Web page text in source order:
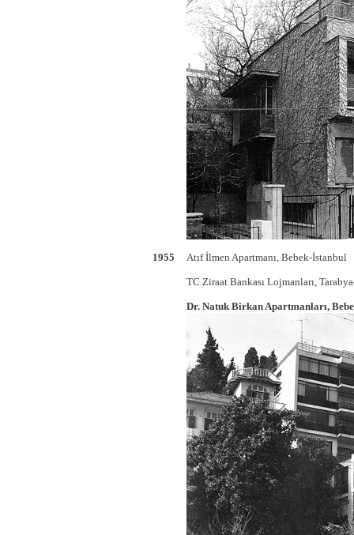
1955 Atıf İlmen Apartmanı, Bebek-İstanbul
TC Ziraat Bankası Lojmanları,
Dr. Natuk Birkan Apartmanları,